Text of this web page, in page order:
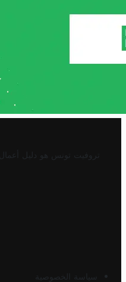
تروفيت تونس هو دليل
سياسة الخصوصية